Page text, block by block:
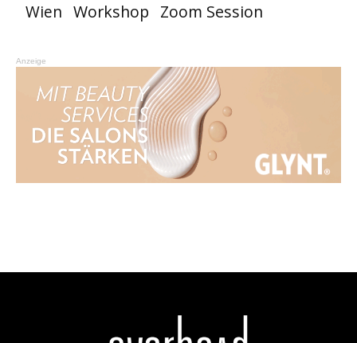
Wien Workshop Zoom Session
Anzeige